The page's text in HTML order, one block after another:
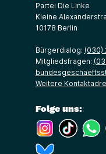
Partei Die Linke
Kleine
10178 Berlin
Bürgerdialog: (030)
Mitgliedsfragen:
Weitere
Folge uns:
(Link öffnet
(Link